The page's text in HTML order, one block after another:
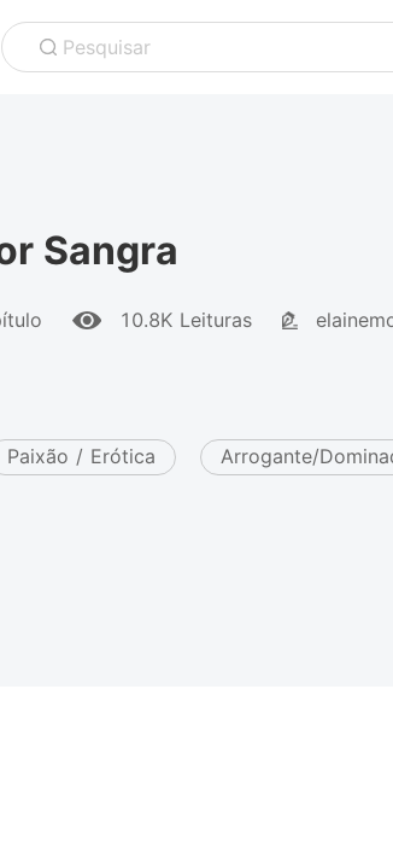
Pesquisar
Sangra
10.8K Leituras
Paixão / Erótica Arrogante/